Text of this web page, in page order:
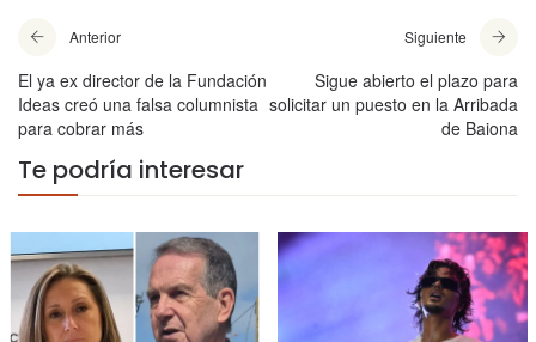
Anterior
El ya ex director de la Fundación
Ideas creó una falsa columnista
para cobrar más
Siguiente
Sigue abierto el plazo para
solicitar un puesto en la Arribada
de Baiona
Te podría interesar